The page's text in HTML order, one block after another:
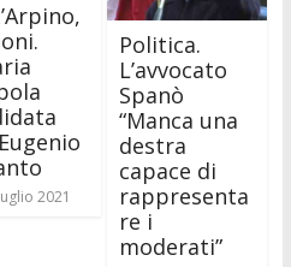
2021
Politica.
L’avvocato
Spanò
“Manca una
destra
capace di
rappresenta
re i
moderati”